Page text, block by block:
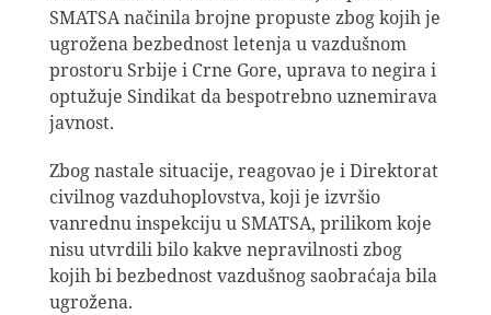
SMATSA načinila brojne propuste zbog kojih je
ugrožena bezbednost letenja u vazdušnom
prostoru Srbije i Crne Gore, uprava to negira i
optužuje Sindikat da bespotrebno uznemirava
javnost.
Zbog nastale situacije, reagovao je i Direktorat
civilnog vazduhoplovstva, koji je izvršio
vanrednu inspekciju u SMATSA, prilikom koje
nisu utvrdili bilo kakve nepravilnosti zbog
kojih bi bezbednost vazdušnog saobraćaja bila
ugrožena.